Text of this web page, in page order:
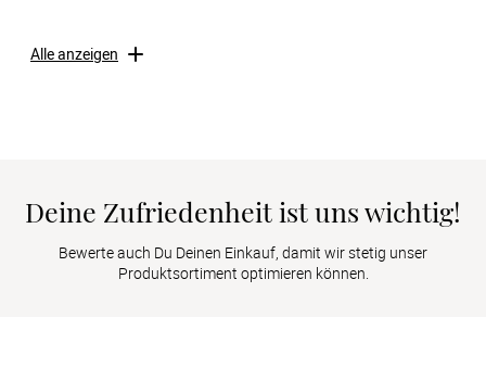
Alle anzeigen
Deine Zufriedenheit ist uns wichtig!
Bewerte auch Du Deinen Einkauf, damit wir stetig unser
Produktsortiment optimieren können.